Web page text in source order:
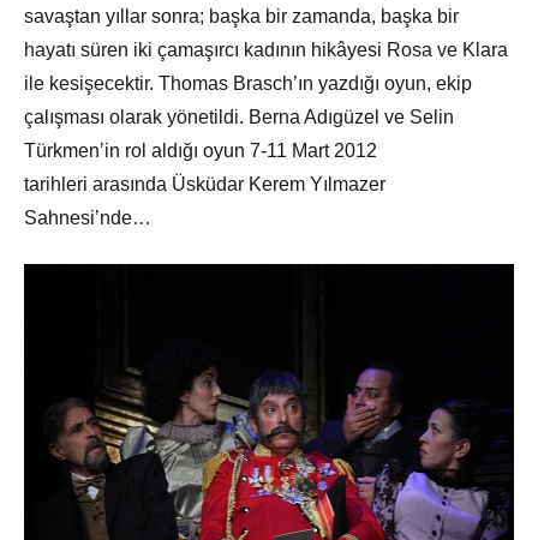
savaştan yıllar sonra; başka bir zamanda, başka bir
hayatı süren iki çamaşırcı kadının hikâyesi Rosa ve Klara
ile kesişecektir. Thomas Brasch’ın yazdığı oyun, ekip
çalışması olarak yönetildi. Berna Adıgüzel ve Selin
Türkmen’in rol aldığı oyun 7-11 Mart 2012
tarihleri arasında Üsküdar Kerem Yılmazer
Sahnesi’nde…